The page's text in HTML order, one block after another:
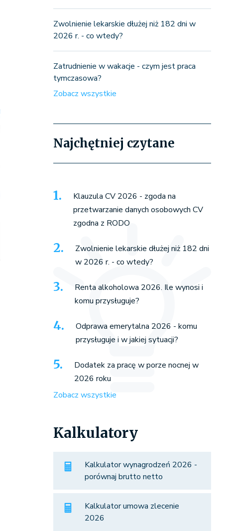
Zwolnienie lekarskie dłużej niż 182 dni w
2026 r. - co wtedy?
Zatrudnienie w wakacje - czym jest praca
tymczasowa?
Zobacz wszystkie
Najchętniej czytane
Klauzula CV 2026 - zgoda na
przetwarzanie danych osobowych CV
zgodna z RODO
Zwolnienie lekarskie dłużej niż 182 dni
w 2026 r. - co wtedy?
Renta alkoholowa 2026. Ile wynosi i
komu przysługuje?
Odprawa emerytalna 2026 - komu
przysługuje i w jakiej sytuacji?
Dodatek za pracę w porze nocnej w
2026 roku
Zobacz wszystkie
Kalkulatory
Kalkulator wynagrodzeń 2026 -
porównaj brutto netto
Kalkulator umowa zlecenie
2026